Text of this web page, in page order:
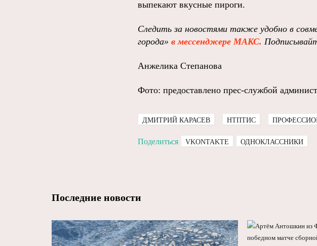
выпекают вкусные пироги.
Следить за новостями также удобно в
города» в мессенджере МАКС.
Анжелика Степанова
Фото: предоставлено прес-службой
ДМИТРИЙ КАРАСЕВ НТПТИС
Поделиться VKONTAKTE ОДНОКЛАССНИКИ
Последние новости